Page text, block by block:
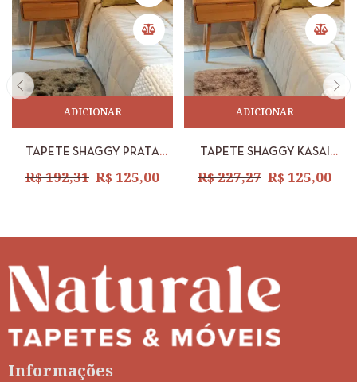
ADICIONAR
TAPETE SHAGGY PRATA
1,00M
R$192,31 R$ 125,00
ADICIONAR
TAPETE SHAGGY KASAI
R$227,27 R$ 125,00
Informações